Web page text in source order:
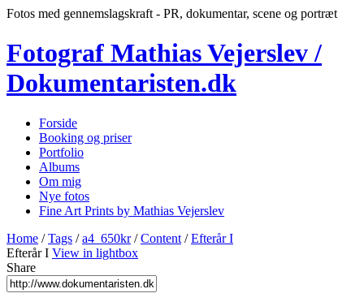
Fotos med gennemslagskraft - PR, dokumentar, scene og portræt
Fotograf Mathias Vejerslev /
Dokumentaristen.dk
Forside
Booking og priser
Portfolio
Albums
Om mig
Nye fotos
Fine Art Prints by Mathias Vejerslev
Home /Tags /a4_650kr/Content /Efterår I
Efterår I View in lightbox
Share